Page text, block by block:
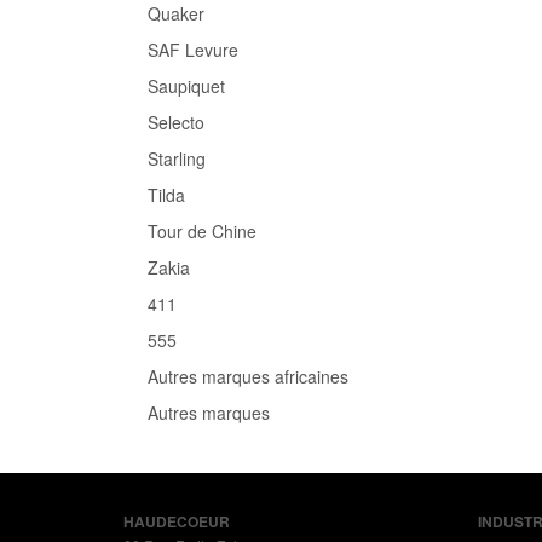
Quaker
SAF Levure
Saupiquet
Selecto
Starling
Tilda
Tour de Chine
Zakia
411
555
Autres marques africaines
Autres marques
HAUDECOEUR